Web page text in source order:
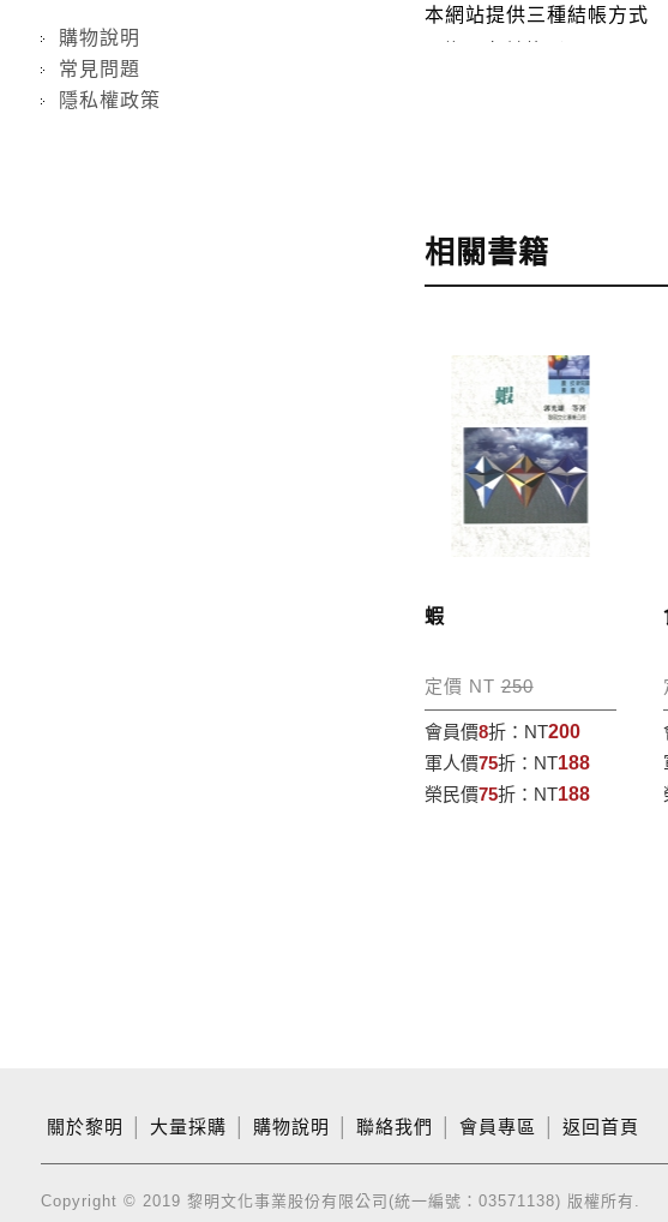
購物說明
常見問題
隱私權政策
本網站提供三種結帳方式
3.郵局劃撥: 選擇郵局劃
訂購完成後，可至會員專
，訂購後48小時內回覆
*離島及海外地區的運費
問題請洽客服中心。
寄送說明:
付款完成後，本公司將於
相關書籍
蝦
定價 NT250
會員價8折： NT200
軍人價75折： NT188
榮民價75折： NT188
關於黎明 大量採購 購物說明 聯絡我們 會員專區 返回首頁
Copyright © 2019 黎明文化事業股份有限公司(統一編號：03571138) 版權所有.